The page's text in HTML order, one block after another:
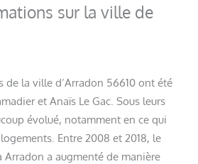
sur la ville de
de la ville d’Arradon 56610 ont été
et Anaïs Le Gac. Sous leurs
évolué, notamment en ce qui
Entre 2008 et 2018, le
a augmenté de manière